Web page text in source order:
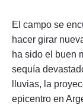
El campo se
hacer girar
ha sido el buen
sequía
lluvias, la
epicentro en